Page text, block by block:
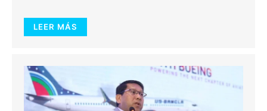
LEER MÁS